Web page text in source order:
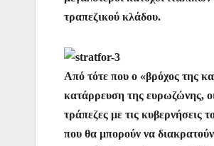
τραπεζικού κλάδου.
Από τότε που ο «βρόχος της
κατάρρευση της ευρωζώνης,
τράπεζες με τις κυβερνήσεις
που θα μπορούν να